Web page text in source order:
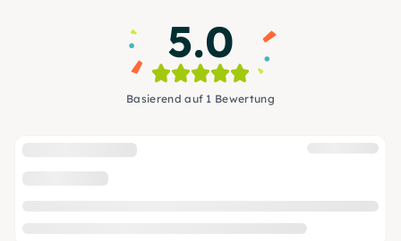
5.0
Basierend auf 1 Bewertung